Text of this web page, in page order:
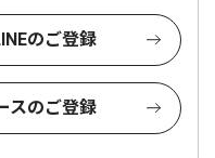
のご登録
スのご登録